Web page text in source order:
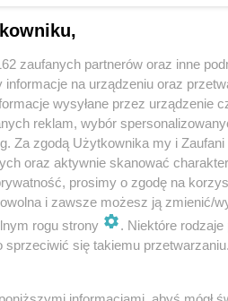
Add to favorites
Print
zaufanych partnerów oraz inne
informacje na urządzeniu oraz
wysyłane przez urządzenie
reklam, wybór
Za zgodą Użytkownika my i
oraz aktywnie skanować
prosimy o zgodę na
i zawsze możesz ją zmienić/
rogu strony
. Niektóre
sprzeciwić się takiemu